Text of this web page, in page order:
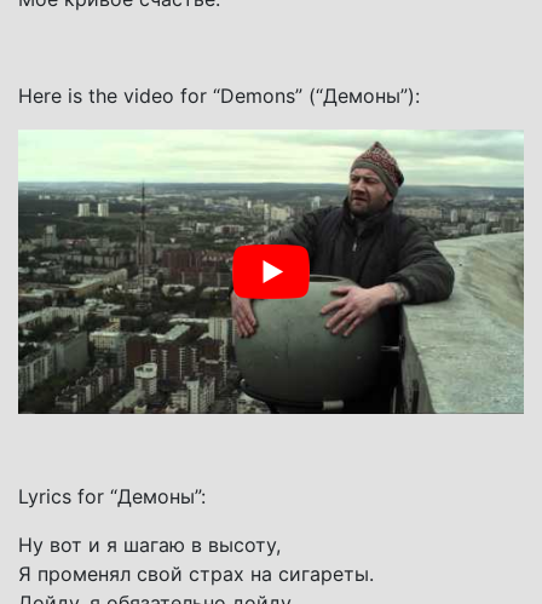
Here is the video for “Demons” (“Демоны”):
Lyrics for “Демоны”:
Ну вот и я шагаю в высоту,
Я променял свой страх на сигареты.